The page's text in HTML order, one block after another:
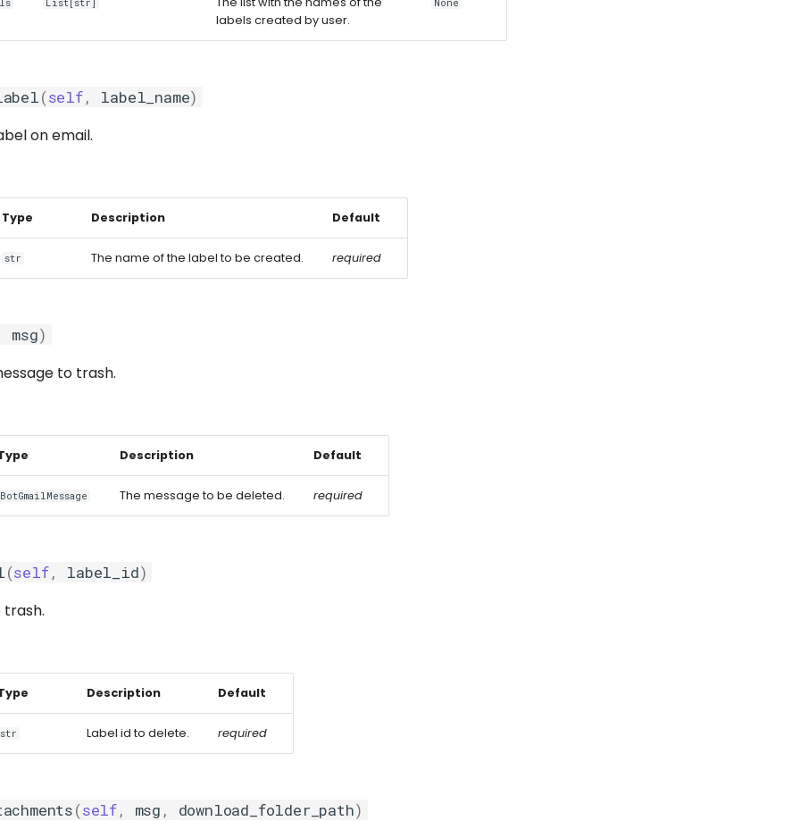
List[str]
labels created by user.
None
(self, label_name)
on email.
Type Description Default
str The name of the label to be created. required
msg)
to trash.
Description Default
BotGmailMessage The message to be deleted. required
(self, label_id)
trash.
Description Default
str Label id to delete. required
(self, msg , download_folder_path)